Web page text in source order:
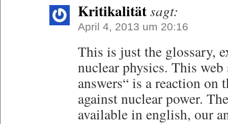
Kritikalitätsagt:
April 4, 2013 um 20:16
This is just the glossary,
nuclear physics. This
answers“ is a reaction on
against nuclear power.
available in english, our